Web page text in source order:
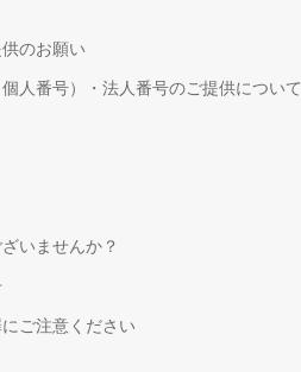
のお願い
人番号）・法人番号のご提供について
いませんか？
ご注意ください